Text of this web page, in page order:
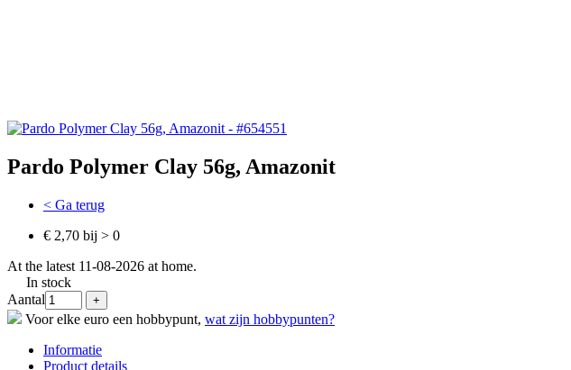
Pardo Polymer Clay 56g, Amazonit
< Ga terug
€ 2,70 bij > 0
At the latest 11-08-2026 at home.
In stock
Aantal
Voor elke euro een hobbypunt, wat zijn hobbypunten?
Informatie
Product details